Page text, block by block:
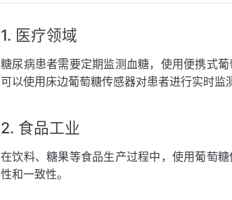
1. 医疗领域
糖尿病患者需要定期监测血糖，使用便携式
可以使用床边葡萄糖传感器对患者进行实时监
2. 食品工业
在饮料、糖果等食品生产过程中，使用葡萄
性和一致性。